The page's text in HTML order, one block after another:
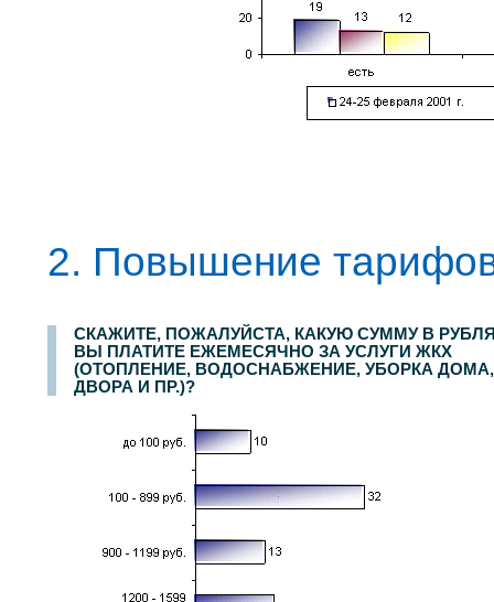
2. Повышение
СКАЖИТЕ, ПОЖАЛУЙСТА, КАКУЮ СУММУ В
ВЫ ПЛАТИТЕ ЕЖЕМЕСЯЧНО ЗА УСЛУГИ ЖКХ
(ОТОПЛЕНИЕ, ВОДОСНАБЖЕНИЕ, УБОРКА ДОМА,
ДВОРА И ПР.)?